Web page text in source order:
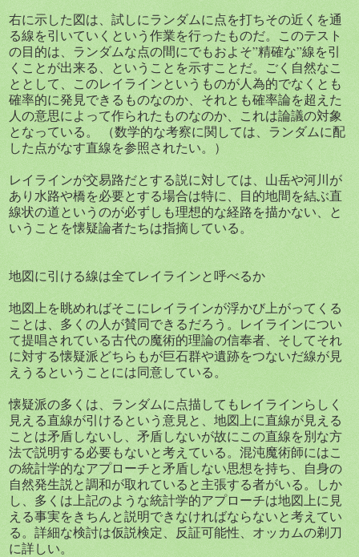
右に示した図は、試しにランダムに点を打ちその近くを通
る線を引いていくという作業を行ったものだ。このテスト
の目的は、ランダムな点の間にでもおよそ”精確な”線を引
くことが出来る、ということを示すことだ。ごく自然なこ
ととして、このレイラインというものが人為的でなくとも
確率的に発見できるものなのか、それとも確率論を超えた
人の意思によって作られたものなのか、これは論議の対象
となっている。 （数学的な考察に関しては、ランダムに配
した点がなす直線を参照されたい。）
レイラインが交易路だとする説に対しては、山岳や河川が
あり水路や橋を必要とする場合は特に、目的地間を結ぶ直
線状の道というのが必ずしも理想的な経路を描かない、と
いうことを懐疑論者たちは指摘している。
地図に引ける線は全てレイラインと呼べるか
地図上を眺めればそこにレイラインが浮かび上がってくる
ことは、多くの人が賛同できるだろう。レイラインについ
て提唱されている古代の魔術的理論の信奉者、そしてそれ
に対する懐疑派どちらもが巨石群や遺跡をつないだ線が見
えうるということには同意している。
懐疑派の多くは、ランダムに点描してもレイラインらしく
見える直線が引けるという意見と、地図上に直線が見える
ことは矛盾しないし、矛盾しないが故にこの直線を別な方
法で説明する必要もないと考えている。混沌魔術師にはこ
の統計学的なアプローチと矛盾しない思想を持ち、自身の
自然発生説と調和が取れていると主張する者がいる。しか
し、多くは上記のような統計学的アプローチは地図上に見
える事実をきちんと説明できなければならないと考えてい
る。詳細な検討は仮説検定、反証可能性、オッカムの剃刀
に詳しい。